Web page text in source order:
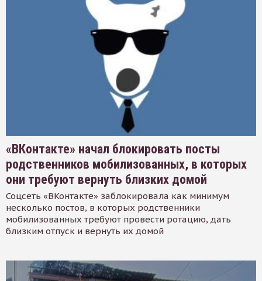
«ВКонтакте» начал блокировать посты
родственников мобилизованных, в которых
они требуют вернуть близких домой
Соцсеть «ВКонтакте» заблокировала как минимум
несколько постов, в которых родственники
мобилизованных требуют провести ротацию, дать
близким отпуск и вернуть их домой